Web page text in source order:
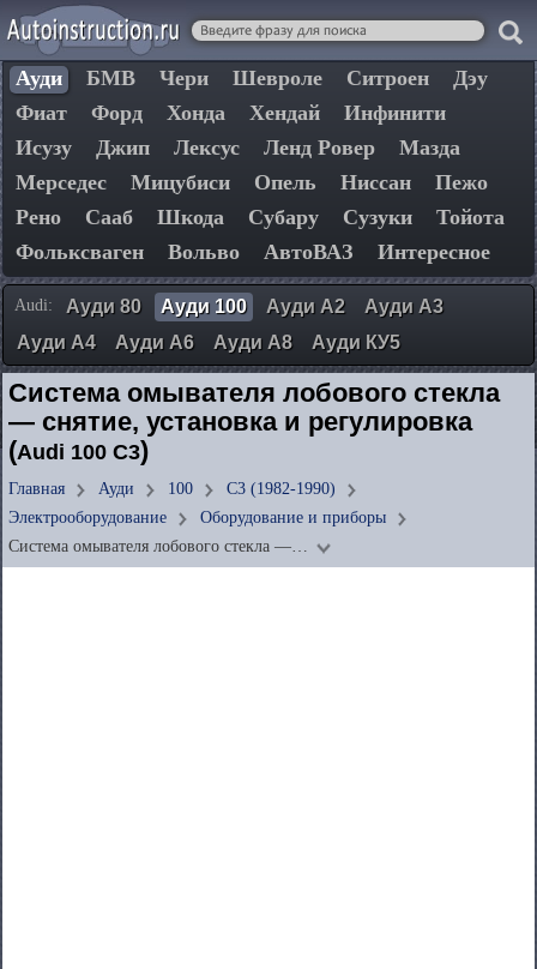
Ауди БМВ Чери Шевроле Ситроен
Дэу
Фиат
Форд Хонда Хендай
Инфинити
Исузу
Джип Лексус Ленд Ровер
Мазда
Мерседес
Мицубиси Опель Ниссан
Пежо
Рено
Сааб Шкода Субару Сузуки
Тойота
Фольксваген
Вольво АвтоВАЗ Интересное
Audi: Ауди 80 Ауди 100 Ауди А2
Ауди А3
Ауди А4
Ауди А6 Ауди А8 Ауди КУ5
Система омывателя лобового стекла
— снятие, установка и регулировка
(Audi 100 C3)
Главная Ауди 100
C3 (1982-1990)
Электрооборудование
Оборудование и приборы
Система омывателя лобового стекла —…